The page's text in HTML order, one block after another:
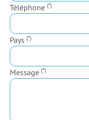
Téléphone (*)
Pays (*)
Message (*)